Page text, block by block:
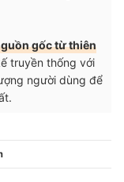
gốc từ thiên
truyền thống với
người dùng để